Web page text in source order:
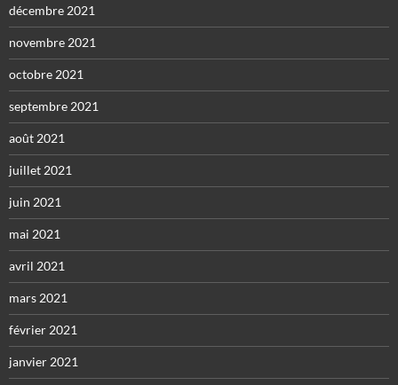
décembre 2021
novembre 2021
octobre 2021
septembre 2021
août 2021
juillet 2021
juin 2021
mai 2021
avril 2021
mars 2021
février 2021
janvier 2021